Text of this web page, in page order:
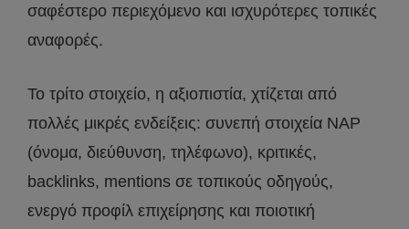
σαφέστερο περιεχόμενο και ισχυρότερες τοπικές
αναφορές.
Το τρίτο στοιχείο, η αξιοπιστία, χτίζεται από
πολλές μικρές ενδείξεις: συνεπή στοιχεία NAP
(όνομα, διεύθυνση, τηλέφωνο), κριτικές,
backlinks, mentions σε τοπικούς οδηγούς,
ενεργό προφίλ επιχείρησης και ποιοτική